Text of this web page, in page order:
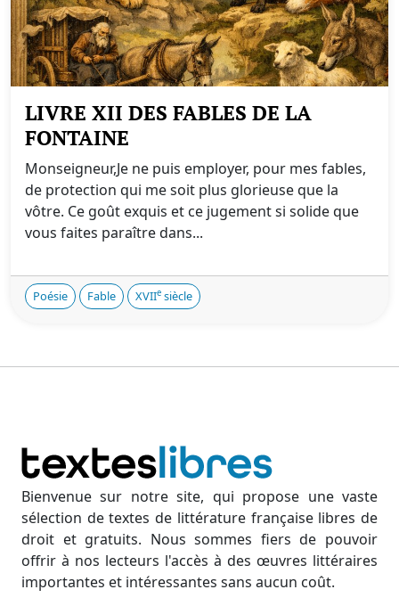
LIVRE XII DES FABLES DE LA
FONTAINE
Monseigneur,Je ne puis employer, pour mes fables,
de protection qui me soit plus glorieuse que la
vôtre. Ce goût exquis et ce jugement si solide que
vous faites paraître dans...
Poésie Fable XVIIe siècle
Bienvenue sur notre site, qui propose une vaste
sélection de textes de littérature française libres de
droit et gratuits. Nous sommes fiers de pouvoir
offrir à nos lecteurs l'accès à des œuvres littéraires
importantes et intéressantes sans aucun coût.